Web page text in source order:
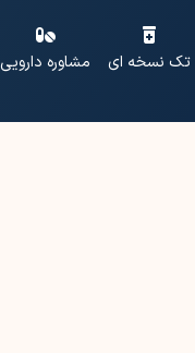
تک نسخه ای مشاوره دارویی